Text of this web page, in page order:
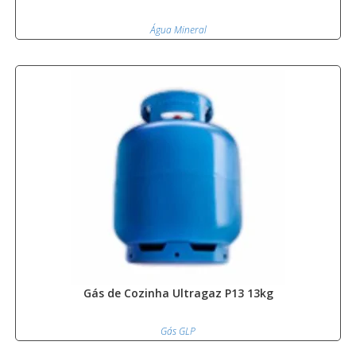
Água Mineral
Gás de Cozinha Ultragaz P13 13kg
Gás GLP